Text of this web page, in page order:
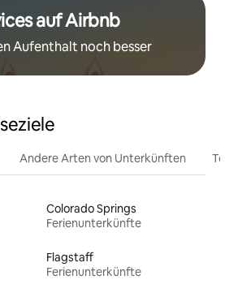
auf Airbnb
Aufenthalt noch besser
Andere Arten von Unterkünften
Colorado Springs
Ferienunterkünfte
Flagstaff
Ferienunterkünfte